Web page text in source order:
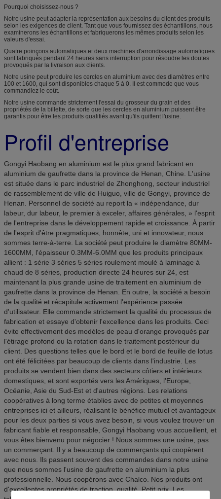
Pourquoi choisissez-nous ?
Notre usine peut adapter la représentation aux besoins du client des produits
selon les exigences de client. Tant que vous fournissez des échantillons, nous
examinerons les échantillons et fabriquerons les mêmes produits selon les
valeurs d'essai.
Quatre poinçons automatiques et deux machines d'arrondissage automatiques
sont fabriqués pendant 24 heures sans interruption pour résoudre les doutes
provoqués par la livraison aux clients.
Notre usine peut produire les cercles en aluminium avec des diamètres entre
100 et 1600, qui sont disponibles chaque 5 à 0. Il est commode que vous
commandiez le coût.
Notre usine commande strictement l'essai du grosseur du grain et des
propriétés de la billette, de sorte que les cercles en aluminium puissent être
garantis pour être les produits qualifiés avant qu'ils quittent l'usine.
Profil d'entreprise
Gongyi Haobang en aluminium est le plus grand fabricant en
aluminium de gaufrette dans la province de Henan, Chine. L'usine
est située dans le parc industriel de Zhonghong, secteur industriel
de rassemblement de ville de Huiguo, ville de Gongyi, province de
Henan. Personnel de société au report la « indépendance, dur
labeur, dur labeur, le premier à exceler, affaires générales, » l'esprit
de l'entreprise dans le développement rapide et croissance. À partir
de l'esprit d'être pragmatiques, honnête, uni et innovateur, nous
sommes terre-à-terre. La société peut produire le diamètre 80MM-
1600MM, l'épaisseur 0.3MM-6.0MM que les produits principaux
allient : 1 série 3 séries 5 séries roulement moulé à laminage à
chaud de 8 séries, production directe 24 heures sur 24, est
maintenant la plus grande usine de traitement en aluminium de
gaufrette dans la province de Henan. En outre, la société a besoin
de la qualité et récapitule activement l'expérience passée
d'utilisateur. Elle commande strictement la qualité du processus de
fabrication et essaye d'obtenir l'excellence dans les produits. Ceci
évite effectivement des modèles de peau d'orange provoqués par
l'étirage profond ou la rotation dans le traitement postérieur du
client. Des questions telles que le bord et le bord de feuille de lotus
ont été félicitées par beaucoup de clients dans l'industrie. Les
produits se vendent bien dans des secteurs côtiers et intérieurs
domestiques, et sont exportés vers les Amériques, l'Europe,
Océanie, Asie du Sud-Est et d'autres régions. Les relations
coopératives à long terme établies avec de petites et moyennes
entreprises ici et ailleurs, réalisant le bénéfice mutuel et avantageux
pour les deux parties si vous avez besoin, si vous voulez trouver un
fabricant fiable et responsable, Gongyi Haobang vous accueillent, et
vous êtes bienvenu pour négocier ! Nous sommes une usine, pas
un commerçant. Il y a beaucoup de commerçants qui coopèrent
avec nous. Ils passent souvent des commandes dans notre usine
que nous sommes l'usine de gaufrette en aluminium la plus
professionnelle. Nous coopérons avec Chalco. Nos produits ont
d'excellentes propriétés de traction. qualité. Petit prix. Les